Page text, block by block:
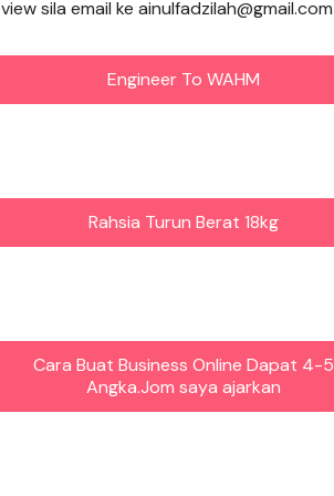
sila email ke ainulfadzilah@gmail.com
Engineer To WAHM
Rahsia Turun Berat 18kg
Cara Buat Business Online Dapat 4-5
Angka.Jom saya ajarkan